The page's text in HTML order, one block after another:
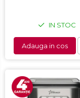
IN STOC
Adauga in cos